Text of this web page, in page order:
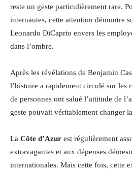
reste un geste particulièrement rare.
internautes, cette attention démontre
Leonardo DiCaprio envers les
dans l’ombre.
Après les révélations de Benjamin
l’histoire a rapidement circulé sur les
de personnes ont salué l’attitude de
geste pouvait véritablement changer
La Côte d’Azur est régulièrement
extravagantes et aux dépenses
internationales. Mais cette fois, cette